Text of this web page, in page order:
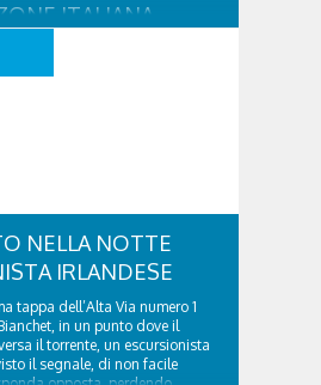
ITALIANA
dell’Alexander Girardi Hall di
NELLA NOTTE
IRLANDESE
tappa dell’Alta Via numero 1
in un punto dove il
il torrente, un escursionista
il segnale, di non facile